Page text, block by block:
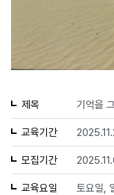
제목 기억을
교육기간
모집기간
교육요일 토요일,